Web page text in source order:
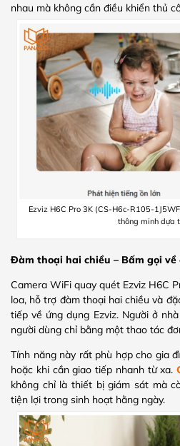
nhau mà không cần điều khiển thủ
Ezviz H6C Pro 3K (CS-H6c-R105-
thông minh dựa
Đàm thoại hai chiều – Bấm gọi
Camera WiFi quay quét Ezviz H6C
loa, hỗ trợ đàm thoại hai chiều và
tiếp về ứng dụng Ezviz. Người ở
người dùng chỉ bằng một thao tác
Tính năng này rất phù hợp cho gia
hoặc khi cần giao tiếp nhanh từ xa.
không chỉ là thiết bị giám sát mà
tiện lợi trong sinh hoạt hằng ngày.